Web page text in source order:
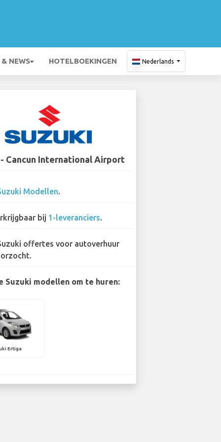
NEWS HOTELBOEKINGEN Nederlands
- Cancun International Airport
Modellen.
bij 1-leveranciers.
offertes voor autoverhuur
Suzuki modellen om te huren:
Ertiga